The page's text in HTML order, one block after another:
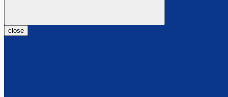
close